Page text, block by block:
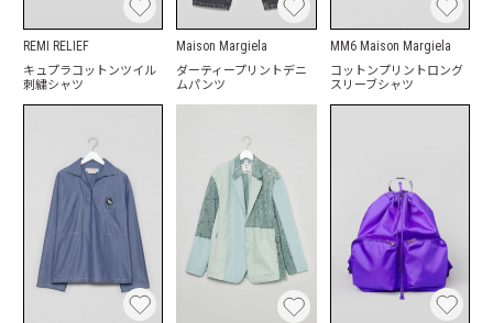
REMI RELIEF
キュプラコットンツイル
刺繍シャツ
Maison Margiela
ダーティープリントデニ
ムパンツ
MM6 Maison Margiela
コットンプリントロング
スリーブシャツ